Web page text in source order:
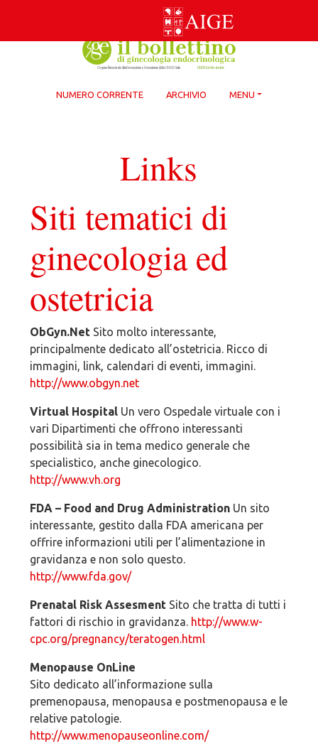
NUMERO CORRENTE ARCHIVIO MENU
Links
Siti tematici di
ginecologia ed
ostetricia
ObGyn.NetSito molto interessante,
principalmente dedicato all’ostetricia. Ricco di
immagini, link, calendari di eventi, immagini.
http://www.obgyn.net
Virtual HospitalUn vero Ospedale virtuale con i
vari Dipartimenti che offrono interessanti
possibilità sia in tema medico generale che
specialistico, anche ginecologico.
http://www.vh.org
FDA – Food and Drug AdministrationUn sito
interessante, gestito dalla FDA americana per
offrire informazioni utili per l’alimentazione in
gravidanza e non solo questo.
http://www.fda.gov/
Prenatal Risk AssesmentSito che tratta di tutti i
fattori di rischio in gravidanza. http://www.w-
cpc.org/pregnancy/teratogen.html
Menopause OnLine
Sito dedicato all’informazione sulla
premenopausa, menopausa e postmenopausa e le
relative patologie.
http://www.menopauseonline.com/